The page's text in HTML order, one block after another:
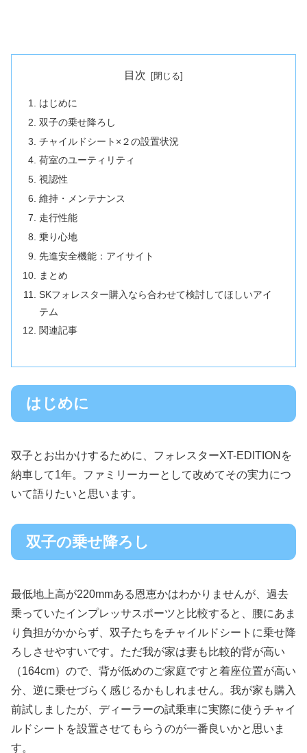
目次
はじめに
双子の乗せ降ろし
チャイルドシート×２の設置状況
荷室のユーティリティ
視認性
維持・メンテナンス
走行性能
乗り心地
先進安全機能：アイサイト
まとめ
SKフォレスター購入なら合わせて検討してほしいアイ
テム
関連記事
はじめに
双子とお出かけするために、フォレスターXT-EDITIONを
納車して1年。ファミリーカーとして改めてその実力につ
いて語りたいと思います。
双子の乗せ降ろし
最低地上高が220mmある恩恵かはわかりませんが、過去
乗っていたインプレッサスポーツと比較すると、腰にあま
り負担がかからず、双子たちをチャイルドシートに乗せ降
ろしさせやすいです。ただ我が家は妻も比較的背が高い
（164cm）ので、背が低めのご家庭ですと着座位置が高い
分、逆に乗せづらく感じるかもしれません。我が家も購入
前試しましたが、ディーラーの試乗車に実際に使うチャイ
ルドシートを設置させてもらうのが一番良いかと思いま
す。